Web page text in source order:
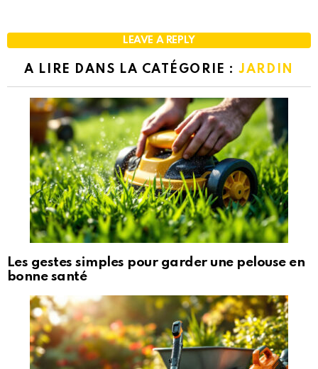
LEAVE A REPLY
A LIRE DANS LA CATÉGORIE :JARDIN
Les gestes simples pour garder une pelouse en
bonne santé